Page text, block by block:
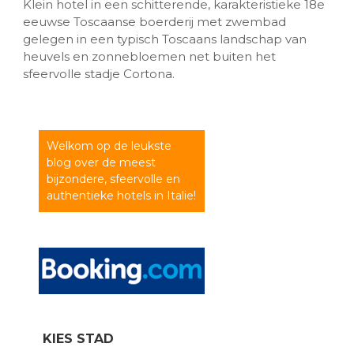
Klein hotel in een schitterende, karakteristieke 18e
eeuwse Toscaanse boerderij met zwembad
gelegen in een typisch Toscaans landschap van
heuvels en zonnebloemen net buiten het
sfeervolle stadje Cortona.
Welkom op de leukste
blog over de meest
bijzondere, sfeervolle en
authentieke hotels in Italie!
KIES STAD